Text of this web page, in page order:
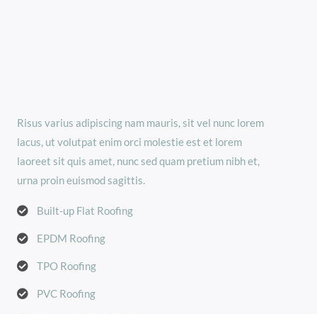
Risus varius adipiscing nam mauris, sit vel nunc lorem
lacus, ut volutpat enim orci molestie est et lorem
laoreet sit quis amet, nunc sed quam pretium nibh et,
urna proin euismod sagittis.
Built-up Flat Roofing
EPDM Roofing
TPO Roofing
PVC Roofing